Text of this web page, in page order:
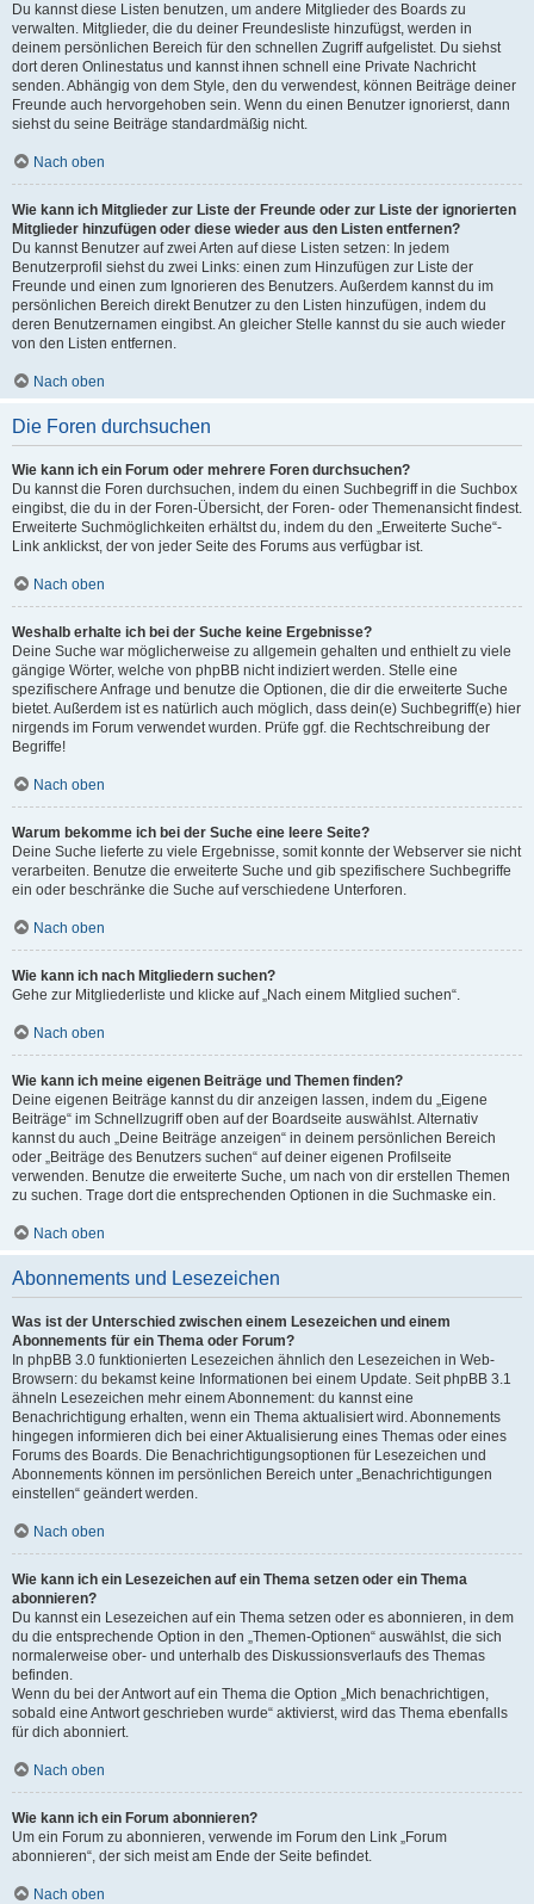
Du kannst diese Listen benutzen, um andere Mitglieder des Boards zu
verwalten. Mitglieder, die du deiner Freundesliste hinzufügst, werden in
deinem persönlichen Bereich für den schnellen Zugriff aufgelistet. Du siehst
dort deren Onlinestatus und kannst ihnen schnell eine Private Nachricht
senden. Abhängig von dem Style, den du verwendest, können Beiträge deiner
Freunde auch hervorgehoben sein. Wenn du einen Benutzer ignorierst, dann
siehst du seine Beiträge standardmäßig nicht.
Nach oben
Wie kann ich Mitglieder zur Liste der Freunde oder zur Liste der ignorierten
Mitglieder hinzufügen oder diese wieder aus den Listen entfernen?
Du kannst Benutzer auf zwei Arten auf diese Listen setzen: In jedem
Benutzerprofil siehst du zwei Links: einen zum Hinzufügen zur Liste der
Freunde und einen zum Ignorieren des Benutzers. Außerdem kannst du im
persönlichen Bereich direkt Benutzer zu den Listen hinzufügen, indem du
deren Benutzernamen eingibst. An gleicher Stelle kannst du sie auch wieder
von den Listen entfernen.
Nach oben
Die Foren durchsuchen
Wie kann ich ein Forum oder mehrere Foren durchsuchen?
Du kannst die Foren durchsuchen, indem du einen Suchbegriff in die Suchbox
eingibst, die du in der Foren-Übersicht, der Foren- oder Themenansicht findest.
Erweiterte Suchmöglichkeiten erhältst du, indem du den „Erweiterte Suche“-
Link anklickst, der von jeder Seite des Forums aus verfügbar ist.
Nach oben
Weshalb erhalte ich bei der Suche keine Ergebnisse?
Deine Suche war möglicherweise zu allgemein gehalten und enthielt zu viele
gängige Wörter, welche von phpBB nicht indiziert werden. Stelle eine
spezifischere Anfrage und benutze die Optionen, die dir die erweiterte Suche
bietet. Außerdem ist es natürlich auch möglich, dass dein(e) Suchbegriff(e) hier
nirgends im Forum verwendet wurden. Prüfe ggf. die Rechtschreibung der
Begriffe!
Nach oben
Warum bekomme ich bei der Suche eine leere Seite?
Deine Suche lieferte zu viele Ergebnisse, somit konnte der Webserver sie nicht
verarbeiten. Benutze die erweiterte Suche und gib spezifischere Suchbegriffe
ein oder beschränke die Suche auf verschiedene Unterforen.
Nach oben
Wie kann ich nach Mitgliedern suchen?
Gehe zur Mitgliederliste und klicke auf „Nach einem Mitglied suchen“.
Nach oben
Wie kann ich meine eigenen Beiträge und Themen finden?
Deine eigenen Beiträge kannst du dir anzeigen lassen, indem du „Eigene
Beiträge“ im Schnellzugriff oben auf der Boardseite auswählst. Alternativ
kannst du auch „Deine Beiträge anzeigen“ in deinem persönlichen Bereich
oder „Beiträge des Benutzers suchen“ auf deiner eigenen Profilseite
verwenden. Benutze die erweiterte Suche, um nach von dir erstellen Themen
zu suchen. Trage dort die entsprechenden Optionen in die Suchmaske ein.
Nach oben
Abonnements und Lesezeichen
Was ist der Unterschied zwischen einem Lesezeichen und einem
Abonnements für ein Thema oder Forum?
In phpBB 3.0 funktionierten Lesezeichen ähnlich den Lesezeichen in Web-
Browsern: du bekamst keine Informationen bei einem Update. Seit phpBB 3.1
ähneln Lesezeichen mehr einem Abonnement: du kannst eine
Benachrichtigung erhalten, wenn ein Thema aktualisiert wird. Abonnements
hingegen informieren dich bei einer Aktualisierung eines Themas oder eines
Forums des Boards. Die Benachrichtigungsoptionen für Lesezeichen und
Abonnements können im persönlichen Bereich unter „Benachrichtigungen
einstellen“ geändert werden.
Nach oben
Wie kann ich ein Lesezeichen auf ein Thema setzen oder ein Thema
abonnieren?
Du kannst ein Lesezeichen auf ein Thema setzen oder es abonnieren, in dem
du die entsprechende Option in den „Themen-Optionen“ auswählst, die sich
normalerweise ober- und unterhalb des Diskussionsverlaufs des Themas
befinden.
Wenn du bei der Antwort auf ein Thema die Option „Mich benachrichtigen,
sobald eine Antwort geschrieben wurde“ aktivierst, wird das Thema ebenfalls
für dich abonniert.
Nach oben
Wie kann ich ein Forum abonnieren?
Um ein Forum zu abonnieren, verwende im Forum den Link „Forum
abonnieren“, der sich meist am Ende der Seite befindet.
Nach oben